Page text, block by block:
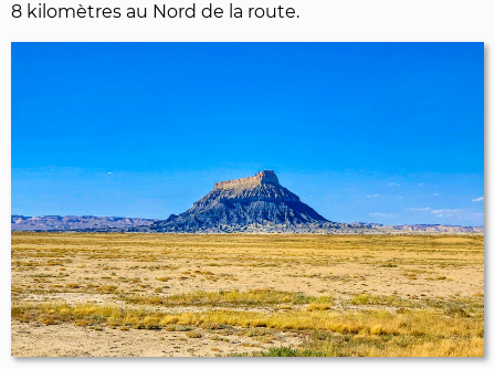
8 kilomètres au Nord de la route.